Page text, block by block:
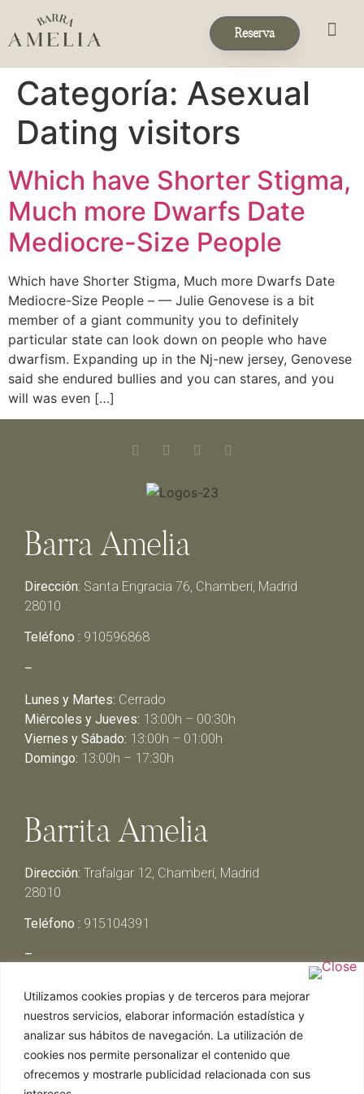
Utilizamos cookies propias y de terceros para mejorar
nuestros servicios, elaborar información estadística y
analizar sus hábitos de navegación. La utilización de
cookies nos permite personalizar el contenido que
ofrecemos y mostrarle publicidad relacionada con sus
Reserva
Categoría: Asexual
Dating visitors
Which have Shorter Stigma,
Much more Dwarfs Date
Mediocre-Size People
Which have Shorter Stigma, Much more Dwarfs Date
Mediocre-Size People – — Julie Genovese is a bit
member of a giant community you to definitely
particular state can look down on people who have
dwarfism. Expanding up in the Nj-new jersey, Genovese
said she endured bullies and you can stares, and you
will was even […]
Barra Amelia
Dirección: Santa Engracia 76, Chamberí, Madrid
28010
Teléfono : 910596868
–
Lunes y Martes: Cerrado
Miércoles y Jueves: 13:00h – 00:30h
Viernes y Sábado: 13:00h – 01:00h
Domingo: 13:00h – 17:30h
Barrita Amelia
Dirección: Trafalgar 12, Chamberí, Madrid
28010
Teléfono : 915104391
–
Miércoles y Jueves:13:00h – 00:30h
Viernes y Sábado: 13:00h – 01:00h
Domingo:13:00h – 17:30h